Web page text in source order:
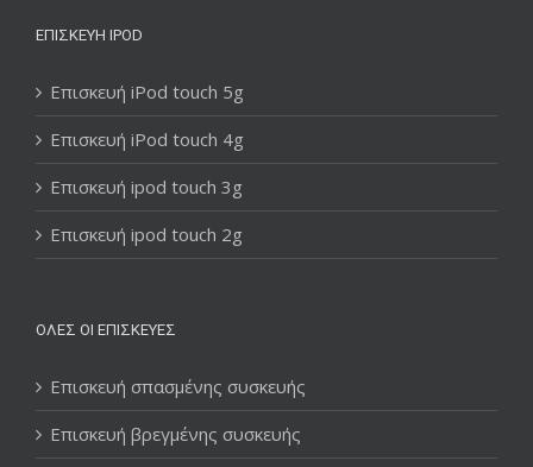
ΕΠΙΣΚΕΥΉ IPOD
Επισκευή iPod touch 5g
Επισκευή iPod touch 4g
Επισκευή ipod touch 3g
Επισκευή ipod touch 2g
ΌΛΕΣ ΟΙ ΕΠΙΣΚΕΥΈΣ
Επισκευή σπασμένης συσκευής
Επισκευή βρεγμένης συσκευής